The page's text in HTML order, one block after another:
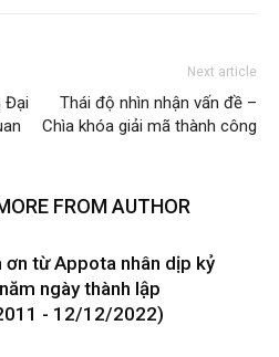
Đại
Next article
Thái độ nhìn nhận vấn đề –
Chìa khóa giải mã thành công
FROM AUTHOR
ơn từ Appota nhân dịp kỷ
ngày thành lập
- 12/12/2022)